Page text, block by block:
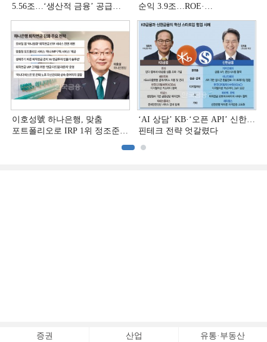
5.56조…‘생산적 금융ʼ 공급
순익 3.9조…ROE·
상반기 금융 리그테이블]
이호성號 하나은행, 맞춤
포트폴리오로 IRP 1위 정조준
‘AI 상담’ KB·‘오픈 API’ 신한…
핀테크 전략 엇갈렸다
증권 산업 유통·부동산